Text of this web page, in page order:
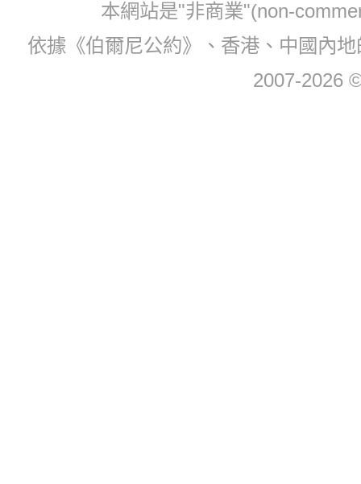
本網站是"非商業"(non-
依據《伯爾尼公約》、香港、中國內
2007-2026